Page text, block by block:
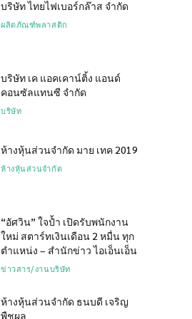
บริษัท ไทยไฟเบอร์กล๊าส จำกัด
ผลิตภัณฑ์พลาสติก
บริษัท เค แอคเคาน์ติ้ง แอนด์
คอนซัลแทนซี จำกัด
บริษัท
ห้างหุ้นส่วนจำกัด มาย เทค 2019
ห้างหุ้นส่วนจำกัด
“อัศวิน” ใจป้ำ เปิดรับพนักงาน
ใหม่ สตาร์ทเงินเดือน 2 หมื่น ทุก
ตำแหน่ง – สำนักข่าว ไอเอ็นเอ็น
ข่าวสาร/งานบริษัท
ห้างหุ้นส่วนจำกัด ธนบดี เจริญ
พืชผล